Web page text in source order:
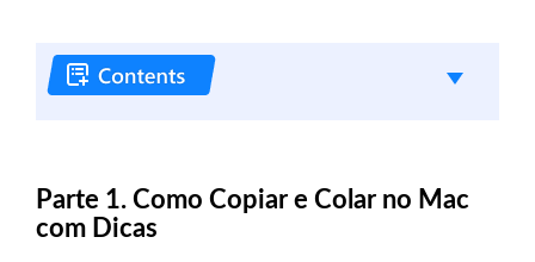
Parte 1. Como Copiar e Colar no Mac
com Dicas